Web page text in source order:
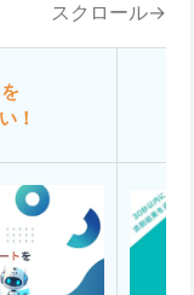
スクロール→
！